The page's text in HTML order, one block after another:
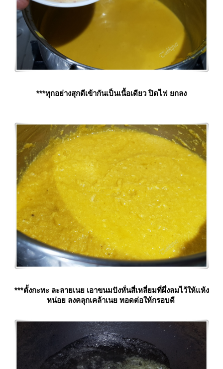
***ทุกอย่างสุกดีเข้ากันเป็นเนื้อเดียว ปิดไฟ ยกลง
***ตั้งกะทะ ละลายเนย เอาขนมปังหั่นสี่เหลี่ยมที่ผึ่งลมไว้ให้แห้ง
หน่อย ลงคลุกเคล้าเนย ทอดต่อให้กรอบดี